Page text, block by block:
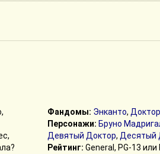
Фандомы: Энканто,
Персонажи: Бруно
Девятый Доктор, Десятый
Рейтинг: General, PG-13 или